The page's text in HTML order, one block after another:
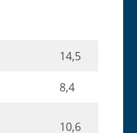
14,5
8,4
10,6